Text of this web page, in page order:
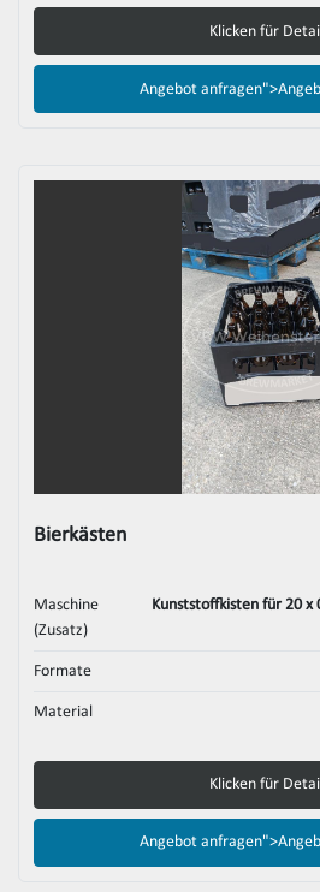
Klicken für
Angebot anfragen">
Bierkästen
Maschine
(Zusatz)
Kunststoffkisten für 20 x
Formate
Material
Klicken für
Angebot anfragen">